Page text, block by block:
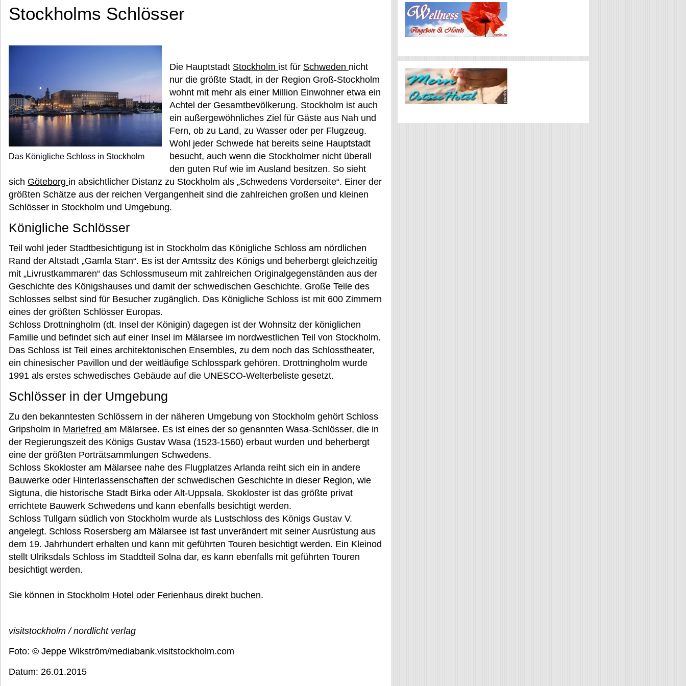
Stockholms Schlösser
Das Königliche Schloss in Stockholm
Die Hauptstadt Stockholm ist für Schweden nicht
nur die größte Stadt, in der Region Groß-Stockholm
wohnt mit mehr als einer Million Einwohner etwa ein
Achtel der Gesamtbevölkerung. Stockholm ist auch
ein außergewöhnliches Ziel für Gäste aus Nah und
Fern, ob zu Land, zu Wasser oder per Flugzeug.
Wohl jeder Schwede hat bereits seine Hauptstadt
besucht, auch wenn die Stockholmer nicht überall
den guten Ruf wie im Ausland besitzen. So sieht
sich Göteborg in absichtlicher Distanz zu Stockholm als „Schwedens Vorderseite“. Einer der
größten Schätze aus der reichen Vergangenheit sind die zahlreichen großen und kleinen
Schlösser in Stockholm und Umgebung.
Königliche Schlösser
Teil wohl jeder Stadtbesichtigung ist in Stockholm das Königliche Schloss am nördlichen
Rand der Altstadt „Gamla Stan“. Es ist der Amtssitz des Königs und beherbergt gleichzeitig
mit „Livrustkammaren“ das Schlossmuseum mit zahlreichen Originalgegenständen aus der
Geschichte des Königshauses und damit der schwedischen Geschichte. Große Teile des
Schlosses selbst sind für Besucher zugänglich. Das Königliche Schloss ist mit 600 Zimmern
eines der größten Schlösser Europas.
Schloss Drottningholm (dt. Insel der Königin) dagegen ist der Wohnsitz der königlichen
Familie und befindet sich auf einer Insel im Mälarsee im nordwestlichen Teil von Stockholm.
Das Schloss ist Teil eines architektonischen Ensembles, zu dem noch das Schlosstheater,
ein chinesischer Pavillon und der weitläufige Schlosspark gehören. Drottningholm wurde
1991 als erstes schwedisches Gebäude auf die UNESCO-Welterbeliste gesetzt.
Schlösser in der Umgebung
Zu den bekanntesten Schlössern in der näheren Umgebung von Stockholm gehört Schloss
Gripsholm in Mariefred am Mälarsee. Es ist eines der so genannten Wasa-Schlösser, die in
der Regierungszeit des Königs Gustav Wasa (1523-1560) erbaut wurden und beherbergt
eine der größten Porträtsammlungen Schwedens.
Schloss Skokloster am Mälarsee nahe des Flugplatzes Arlanda reiht sich ein in andere
Bauwerke oder Hinterlassenschaften der schwedischen Geschichte in dieser Region, wie
Sigtuna, die historische Stadt Birka oder Alt-Uppsala. Skokloster ist das größte privat
errichtete Bauwerk Schwedens und kann ebenfalls besichtigt werden.
Schloss Tullgarn südlich von Stockholm wurde als Lustschloss des Königs Gustav V.
angelegt. Schloss Rosersberg am Mälarsee ist fast unverändert mit seiner Ausrüstung aus
dem 19. Jahrhundert erhalten und kann mit geführten Touren besichtigt werden. Ein Kleinod
stellt Ulriksdals Schloss im Staddteil Solna dar, es kann ebenfalls mit geführten Touren
besichtigt werden.
Sie können in Stockholm Hotel oder Ferienhaus direkt buchen.
visitstockholm / nordlicht verlag
Foto: © Jeppe Wikström/mediabank.visitstockholm.com
Datum: 26.01.2015